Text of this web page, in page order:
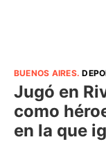
BUENOS AIRES.
Jugó en
como
en la que